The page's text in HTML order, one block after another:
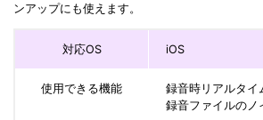
ンアップにも使えます。
対応OS iOS
使用できる機能
録音時リアルタイ
録音ファイルのノ